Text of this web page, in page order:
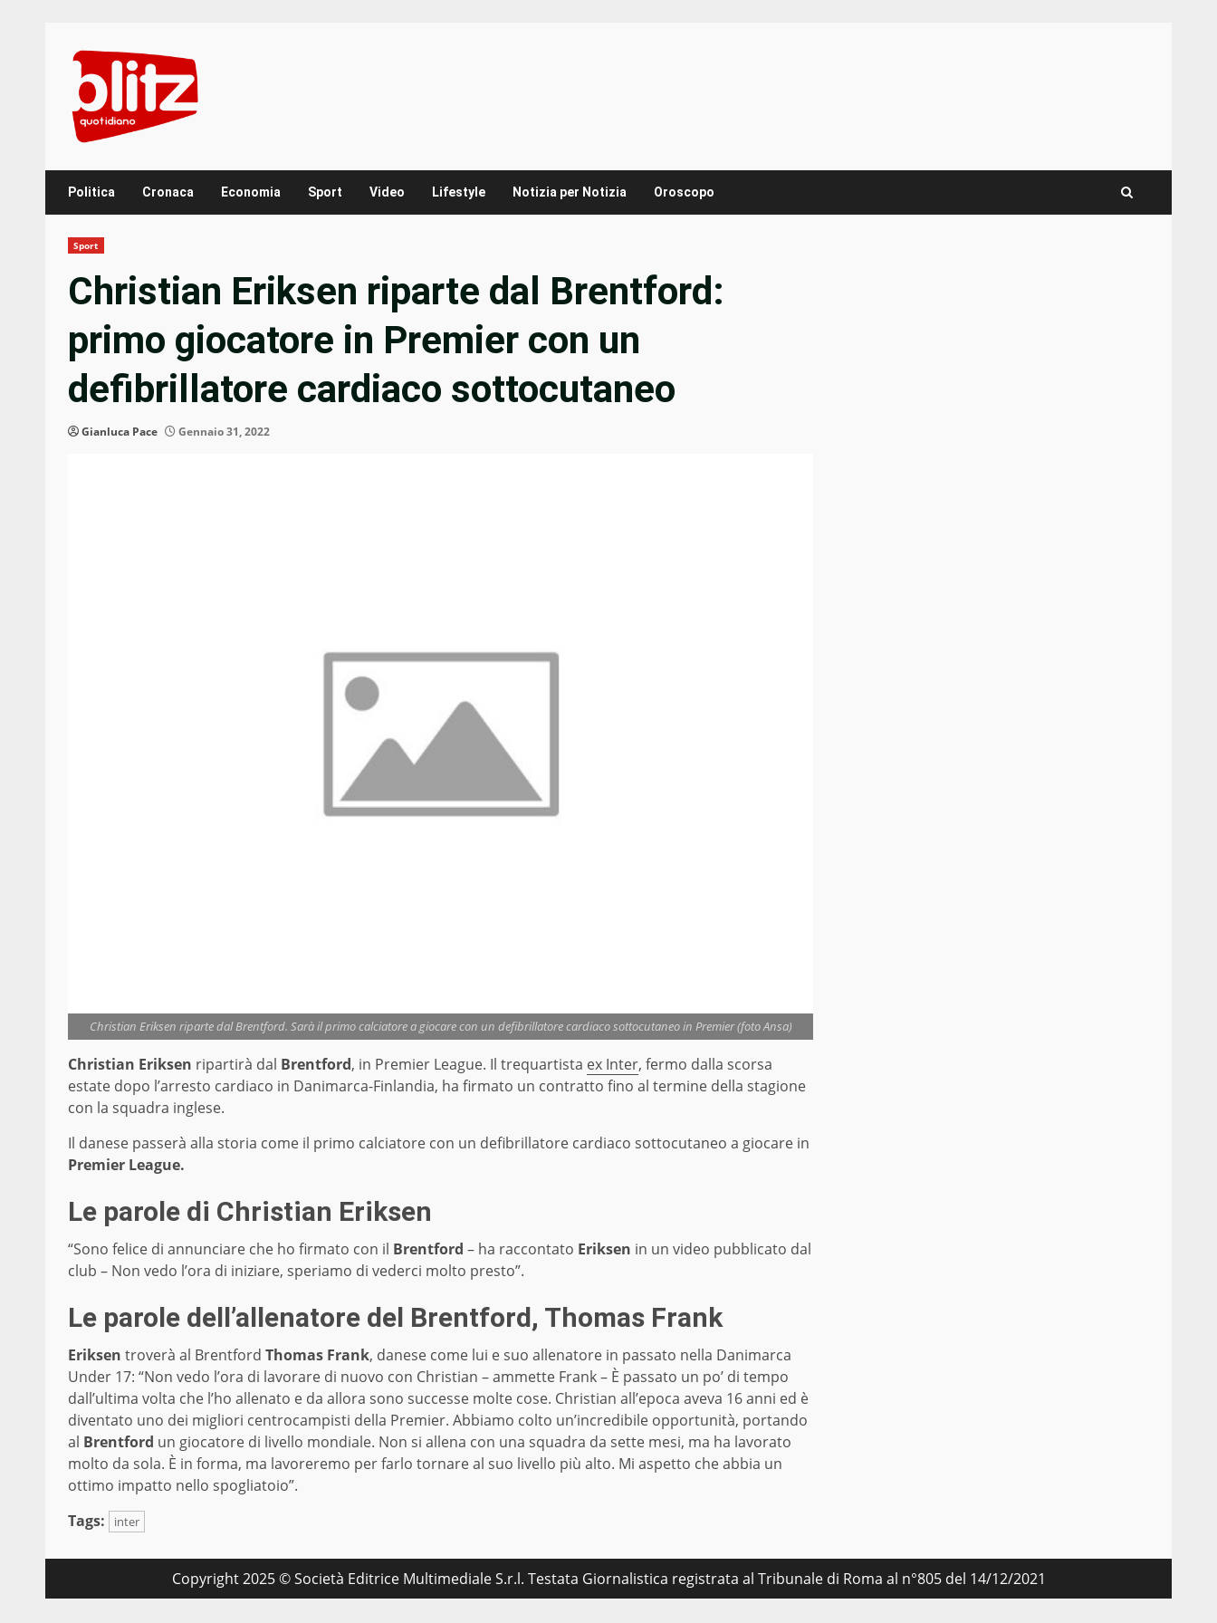
content
Politica Cronaca Economia Sport Video Lifestyle Notizia per Notizia Oroscopo
Sport
Christian Eriksen riparte dal Brentford:
primo giocatore in Premier con un
defibrillatore cardiaco sottocutaneo
Gianluca Pace Gennaio 31, 2022
Christian Eriksen riparte dal Brentford. Sarà il primo calciatore a giocare con un defibrillatore cardiaco sottocutaneo in Premier (foto Ansa)
Christian Eriksen ripartirà dal Brentford, in Premier League. Il trequartista ex Inter, fermo dalla scorsa
estate dopo l’arresto cardiaco in Danimarca-Finlandia, ha firmato un contratto fino al termine della stagione
con la squadra inglese.
Il danese passerà alla storia come il primo calciatore con un defibrillatore cardiaco sottocutaneo a giocare in
Premier League.
Le parole di Christian Eriksen
“Sono felice di annunciare che ho firmato con il Brentford – ha raccontato Eriksen in un video pubblicato dal
club – Non vedo l’ora di iniziare, speriamo di vederci molto presto”.
Le parole dell’allenatore del Brentford, Thomas Frank
Eriksen troverà al Brentford Thomas Frank, danese come lui e suo allenatore in passato nella Danimarca
Under 17: “Non vedo l’ora di lavorare di nuovo con Christian – ammette Frank – È passato un po’ di tempo
dall’ultima volta che l’ho allenato e da allora sono successe molte cose. Christian all’epoca aveva 16 anni ed è
diventato uno dei migliori centrocampisti della Premier. Abbiamo colto un’incredibile opportunità, portando
al Brentford un giocatore di livello mondiale. Non si allena con una squadra da sette mesi, ma ha lavorato
molto da sola. È in forma, ma lavoreremo per farlo tornare al suo livello più alto. Mi aspetto che abbia un
ottimo impatto nello spogliatoio”.
Tags:
inter
Copyright 2025 © Società Editrice Multimediale S.r.l. Testata Giornalistica registrata al Tribunale di Roma al n°805 del 14/12/2021